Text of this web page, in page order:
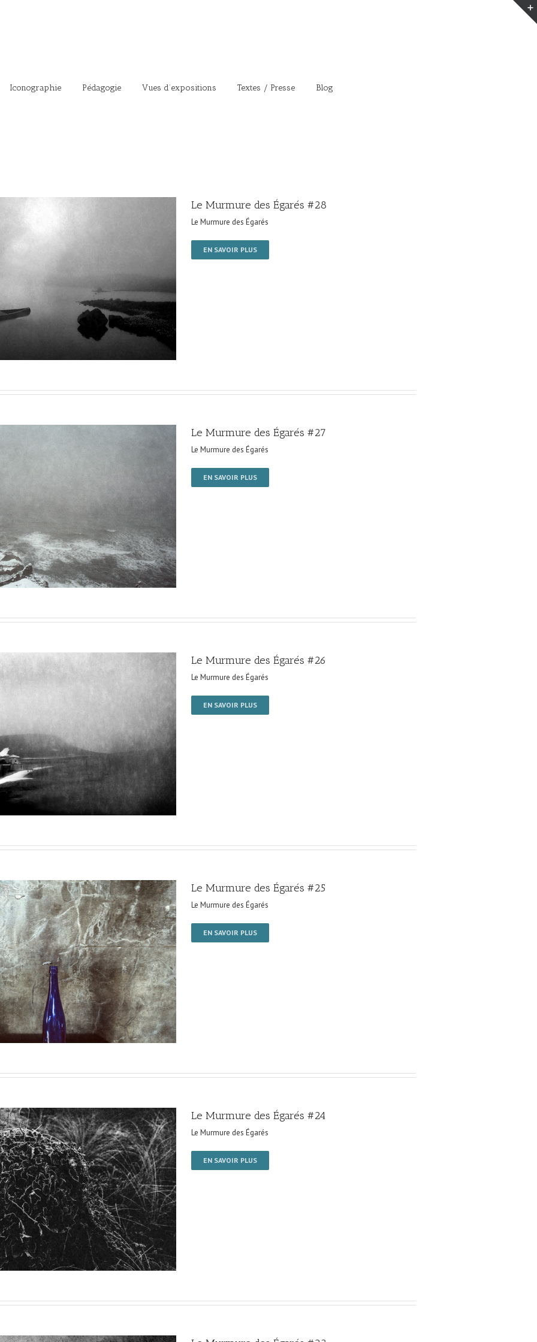
Iconographie Pédagogie Vues d’expositions Textes / Presse Blog
Le Murmure des Égarés #28
Le Murmure des Égarés
EN SAVOIR PLUS
Le Murmure des Égarés #27
Le Murmure des Égarés
EN SAVOIR PLUS
Le Murmure des Égarés #26
Le Murmure des Égarés
EN SAVOIR PLUS
Le Murmure des Égarés #25
Le Murmure des Égarés
EN SAVOIR PLUS
Le Murmure des Égarés #24
Le Murmure des Égarés
EN SAVOIR PLUS